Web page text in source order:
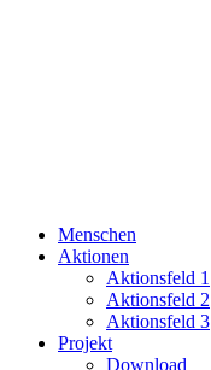
Menschen
Aktionen
Aktionsfeld 1
Aktionsfeld 2
Aktionsfeld 3
Projekt
Download